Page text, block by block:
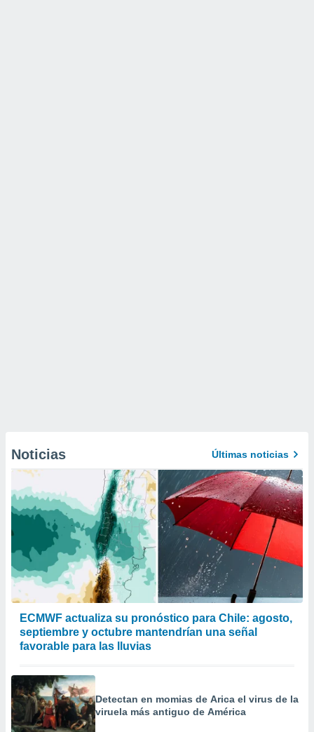
Noticias Últimas noticias
ECMWF actualiza su pronóstico para Chile: agosto,
septiembre y octubre mantendrían una señal
favorable para las lluvias
Detectan en momias de Arica el virus de la
viruela más antiguo de América